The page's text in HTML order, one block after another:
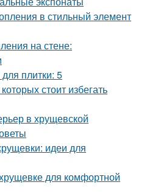
в стильный элемент
на стене:
плитки: 5
стоит избегать
в хрущевской
идеи для
для комфортной